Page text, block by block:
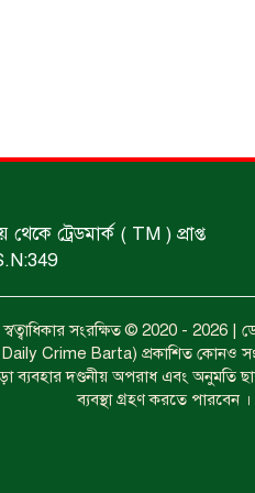
ধর্ষণের অভিযোগে
ইয়াবাসহ কয়েকজন
ট্রেডমার্ক ( TM ) প্রাপ্ত
স্বত্বাধিকার সংরক্ষিত © 2020 - 2026 |
( Daily Crime Barta) প্রকাশিত কোনও
ব্যবহার দণ্ডনীয় অপরাধ এবং অনুমতি
ব্যবস্থা গ্রহণ করতে পারবেন ।